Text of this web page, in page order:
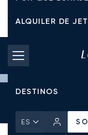
ALQUILER DE
TARIFAS DE
JETS PRIVADOS
DESTINOS
ES